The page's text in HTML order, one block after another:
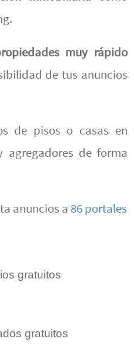
muy rápido
de tus anuncios
de pisos o casas en
agregadores de forma
anuncios a 86 portales
gratuitos
gratuitos